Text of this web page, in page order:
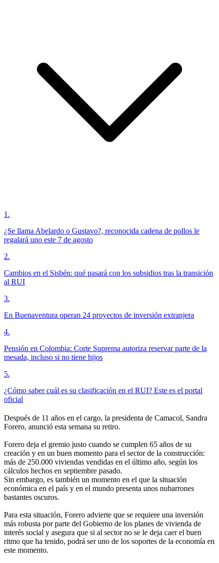
1 .
¿Se llama Abelardo o Gustavo?, reconocida cadena de pollos le
regalará uno este 7 de agosto
2.
Cambios en el Sisbén: qué pasará con los subsidios tras la transición
al RUI
3.
En Buenaventura operan 24 proyectos de inversión extranjera
4.
Pensión en Colombia: Corte Suprema autoriza reservar parte de la
mesada, incluso si no tiene hijos
5.
¿Cómo saber cuál es su clasificación en el RUI? Este es el portal
oficial
Después de 11 años en el cargo, la presidenta de Camacol, Sandra
Forero, anunció esta semana su retiro.
Forero deja el gremio justo cuando se cumplen 65 años de su
creación y en un buen momento para el sector de la construcción:
más de 250.000 viviendas vendidas en el último año, según los
cálculos hechos en septiembre pasado.
Sin embargo, es también un momento en el que la situación
económica en el país y en el mundo presenta unos nubarrones
bastantes oscuros.
Para esta situación, Forero advierte que se requiere una inversión
más robusta por parte del Gobierno de los planes de vivienda de
interés social y asegura que si al sector no se le deja caer el buen
ritmo que ha tenido, podrá ser uno de los soportes de la economía en
este momento.